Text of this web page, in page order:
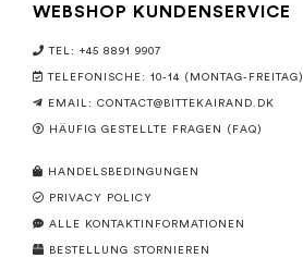
WEBSHOP KUNDENSERVICE
TEL: +45 8891 9907
TELEFONISCHE: 10-14 (MONTAG-FREITAG)
EMAIL: CONTACT@BITTEKAIRAND.DK
HÄUFIG GESTELLTE FRAGEN (FAQ)
HANDELSBEDINGUNGEN
PRIVACY POLICY
ALLE KONTAKTINFORMATIONEN
BESTELLUNG STORNIEREN